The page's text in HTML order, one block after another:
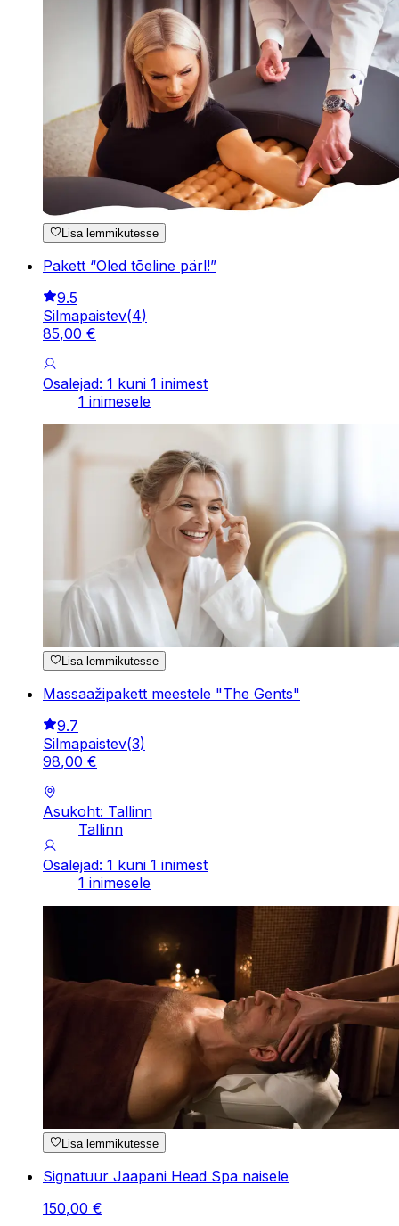
Lisa lemmikutesse
Pakett “Oled tõeline pärl!”
9.5
Silmapaistev(4)
85,00 €
Osalejad: 1 kuni 1 inimest
1 inimesele
Lisa lemmikutesse
Massaažipakett meestele "The Gents"
9.7
Silmapaistev(3)
98,00 €
Asukoht: Tallinn
Tallinn
Osalejad: 1 kuni 1 inimest
1 inimesele
Lisa lemmikutesse
Signatuur Jaapani Head Spa naisele
150,00 €